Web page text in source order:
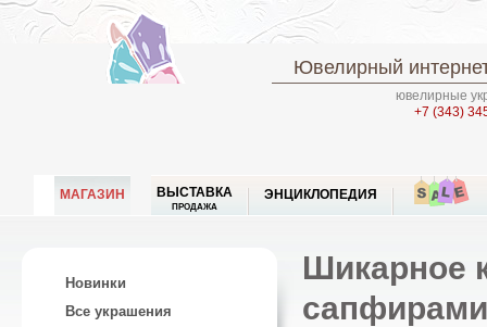
Ювелирный
ювелирные
+7 (343)
МАГАЗИН ВЫСТАВКА
ПРОДАЖА
ЭНЦИКЛОПЕДИЯ
Новинки
Все украшения
Шикарное